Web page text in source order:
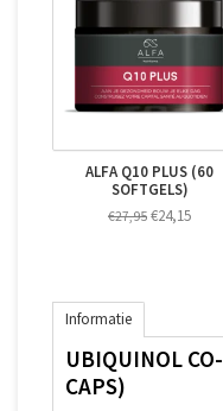
ALFA Q10 PLUS (60
SOFTGELS)
€27,95 €24,15
Informatie
UBIQUINOL
CAPS)